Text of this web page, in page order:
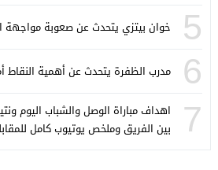
5 خوان بيتزي يتحدث عن صعوبة مواجهة
6 مدرب الظفرة يتحدث عن أهمية النقاط
7
اهداف مباراة الوصل والشباب اليوم
بين الفريق وملخص يوتيوب كامل